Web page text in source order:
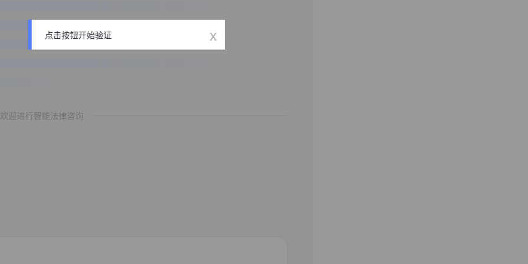
欢迎进行智能法律咨询
点击按钮开始验证 x